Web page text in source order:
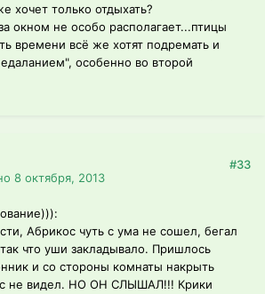
хочет только отдыхать?
окном не особо располагает...птицы
времени всё же хотят подремать и
особенно во второй
8 октября, 2013
#33
Абрикос чуть с ума не сошел, бегал
что уши закладывало. Пришлось
и со стороны комнаты накрыть
не видел. НО ОН СЛЫШАЛ!!! Крики